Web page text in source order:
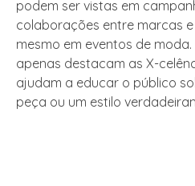
podem ser vistas em
colaborações entre marcas
mesmo em eventos de
apenas destacam as X-
ajudam a educar o público
peça ou um estilo